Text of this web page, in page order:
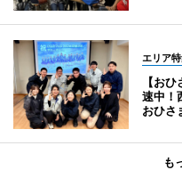
エリア
【お
速中！
おひさ
も